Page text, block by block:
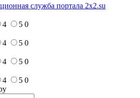
служба портала 2x2.su
4 5 0
4 5 0
4 5 0
4 5 0